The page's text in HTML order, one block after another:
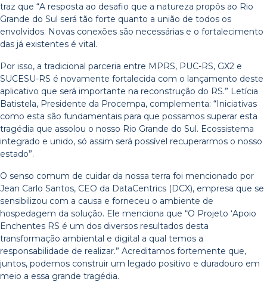
traz que “A resposta ao desafio que a natureza propôs ao Rio
Grande do Sul será tão forte quanto a união de todos os
envolvidos. Novas conexões são necessárias e o fortalecimento
das já existentes é vital.
Por isso, a tradicional parceria entre MPRS, PUC-RS, GX2 e
SUCESU-RS é novamente fortalecida com o lançamento deste
aplicativo que será importante na reconstrução do RS.” Letícia
Batistela, Presidente da Procempa, complementa: “Iniciativas
como esta são fundamentais para que possamos superar esta
tragédia que assolou o nosso Rio Grande do Sul. Ecossistema
integrado e unido, só assim será possível recuperarmos o nosso
estado”.
O senso comum de cuidar da nossa terra foi mencionado por
Jean Carlo Santos, CEO da DataCentrics (DCX), empresa que se
sensibilizou com a causa e forneceu o ambiente de
hospedagem da solução. Ele menciona que “O Projeto ‘Apoio
Enchentes RS é um dos diversos resultados desta
transformação ambiental e digital a qual temos a
responsabilidade de realizar.” Acreditamos fortemente que,
juntos, podemos construir um legado positivo e duradouro em
meio a essa grande tragédia.